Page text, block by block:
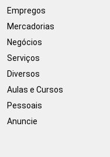
Empregos
Mercadorias
Negócios
Serviços
Diversos
Aulas e Cursos
Pessoais
Anuncie